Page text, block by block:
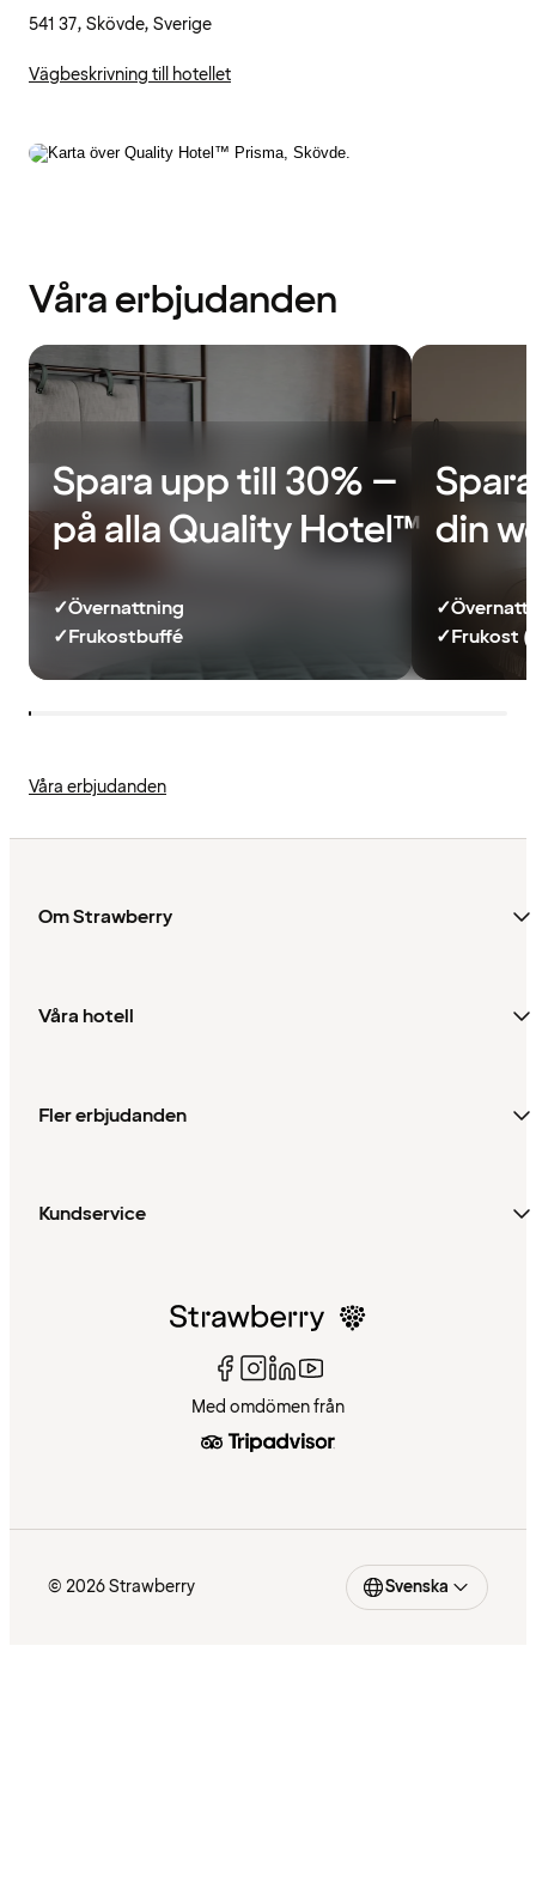
541 37, Skövde, Sverige
Vägbeskrivning till hotellet
Våra erbjudanden
Spara upp till 30% –
på alla Quality Hotel™
✓Övernattning
✓Frukostbuffé
din
✓
✓Frukost
Våra erbjudanden
Om Strawberry
Våra hotell
Fler erbjudanden
Kundservice
Med omdömen från
© 2026 Strawberry Svenska